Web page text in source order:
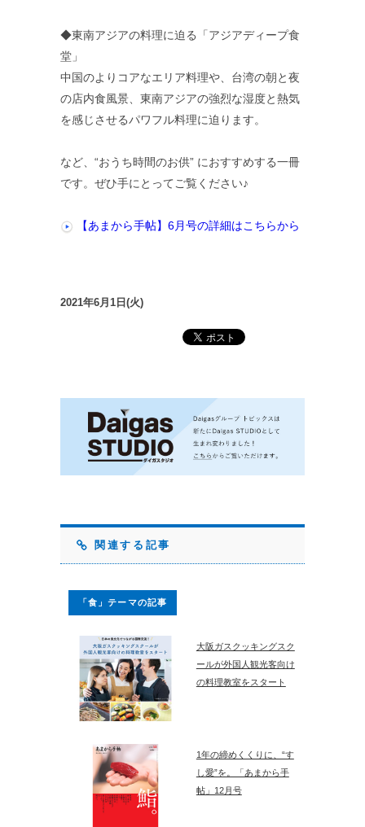
◆東南アジアの料理に迫る「アジアディープ食
堂」
中国のよりコアなエリア料理や、台湾の朝と夜
の店内食風景、東南アジアの強烈な湿度と熱気
を感じさせるパワフル料理に迫ります。
など、“おうち時間のお供” におすすめする一冊
です。ぜひ手にとってご覧ください♪
【あまから手帖】6月号の詳細はこちらから
2021年6月1日(火)
関連する記事
「食」テーマの記事
大阪ガスクッキングスク
ールが外国人観光客向け
の料理教室をスタート
1年の締めくくりに、“す
し愛”を。「あまから手
帖」12月号